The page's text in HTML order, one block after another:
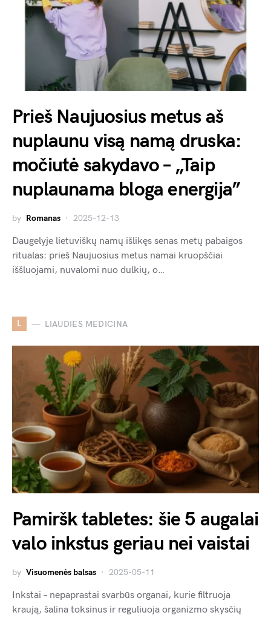
Prieš Naujuosius metus aš
nuplaunu visą namą druska:
močiutė sakydavo – „Taip
nuplaunama bloga energija”
by Romanas 2025-12-13
Daugelyje lietuviškų namų išlikęs senas metų pabaigos
ritualas: prieš Naujuosius metus namai kruopščiai
iššluojami, nuvalomi nuo dulkių, o…
L LIAUDIES MEDICINA
Pamiršk tabletes: šie 5 augalai
valo inkstus geriau nei vaistai
by Visuomenės balsas 2025-05-11
Inkstai – nepaprastai svarbūs organai, kurie filtruoja
kraują, šalina toksinus ir reguliuoja organizmo skysčių